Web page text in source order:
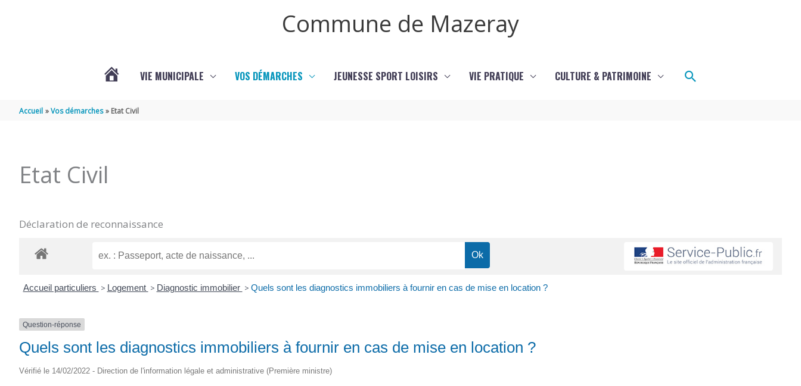
Commune de Mazeray
MAZERAY
VIE MUNICIPALE VOS DÉMARCHES JEUNESSE SPORT LOISIRS VIE PRATIQUE CULTURE & PATRIMOINE Rechercher
Accueil Vos démarches Etat Civil
Etat Civil
Déclaration de reconnaissance
Accueil particuliers > Logement > Diagnostic immobilier > Quels sont les diagnostics immobiliers à fournir en cas de mise en location ?
Question-réponse
Quels sont les diagnostics immobiliers à fournir en cas de mise en location ?
Vérifié le 14/02/2022 - Direction de l'information légale et administrative (Première ministre)